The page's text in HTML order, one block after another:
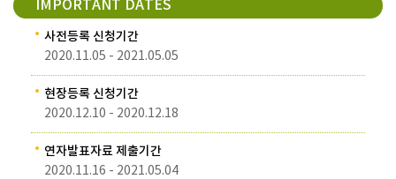
IMPORTANT DATES
사전등록 신청기간
2020.11.05 - 2021.05.05
현장등록 신청기간
2020.12.10 - 2020.12.18
연자발표자료 제출기간
2020.11.16 - 2021.05.04